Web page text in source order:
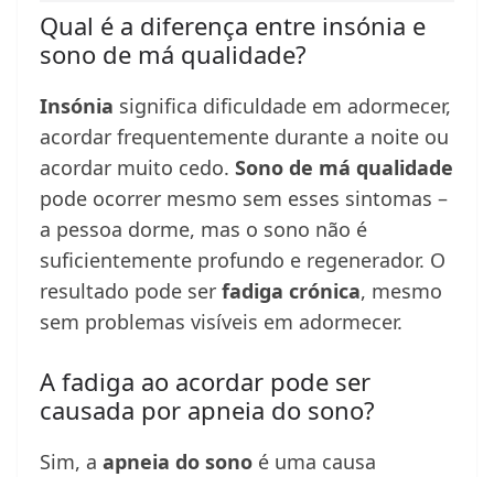
Qual é a diferença entre insónia e
sono de má qualidade?
Insónia significa dificuldade em adormecer,
acordar frequentemente durante a noite ou
acordar muito cedo. Sono de má qualidade
pode ocorrer mesmo sem esses sintomas –
a pessoa dorme, mas o sono não é
suficientemente profundo e regenerador. O
resultado pode ser fadiga crónica, mesmo
sem problemas visíveis em adormecer.
A fadiga ao acordar pode ser
causada por apneia do sono?
Sim, a apneia do sono é uma causa